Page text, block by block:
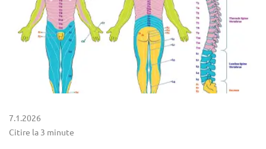
7.1.2026
Citire la 3 minute